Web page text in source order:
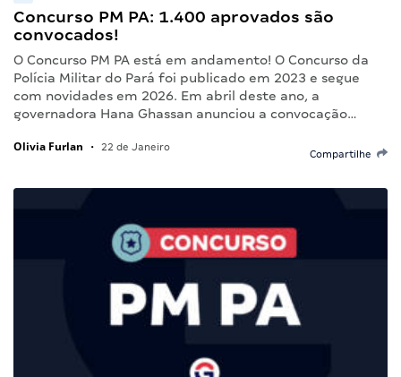
Concurso PM PA: 1.400 aprovados são
convocados!
O Concurso PM PA está em andamento! O Concurso da
Polícia Militar do Pará foi publicado em 2023 e segue
com novidades em 2026. Em abril deste ano, a
governadora Hana Ghassan anunciou a convocação…
Olivia Furlan • 22 de Janeiro
Compartilhe